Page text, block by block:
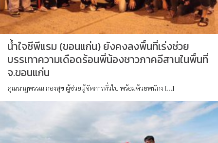
น้ำใจซีพีแรม (ขอนแก่น) ยังคงลงพื้นที่เร่งช่วย
บรรเทาความเดือดร้อนพี่น้องชาวภาคอีสานในพื้นที่
จ.ขอนแก่น
คุณนาฏพรรณ กองสุข ผู้ช่วยผู้จัดการทั่วไป พร้อมด้วยพนักง […]